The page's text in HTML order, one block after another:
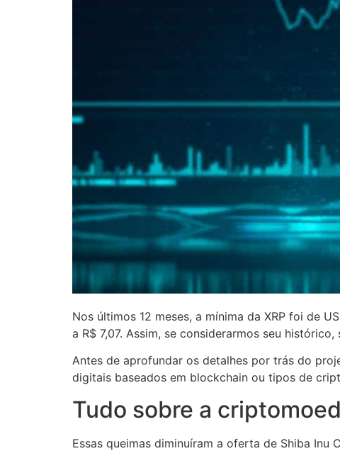
Nos últimos 12 meses, a mínima da XRP foi de
a R$ 7,07. Assim, se considerarmos seu
Antes de aprofundar os detalhes por trás do
digitais baseados em blockchain ou tipos de
Tudo sobre a
Essas queimas diminuíram a oferta de Shiba